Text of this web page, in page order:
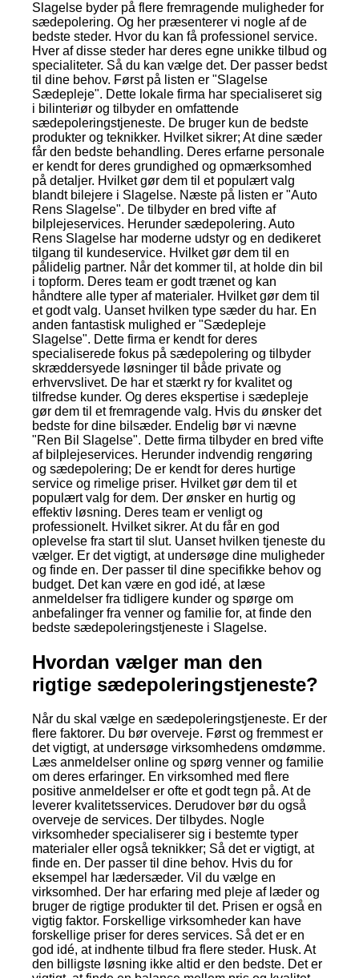
Slagelse byder på flere fremragende muligheder for
sædepolering. Og her præsenterer vi nogle af de
bedste steder. Hvor du kan få professionel service.
Hver af disse steder har deres egne unikke tilbud og
specialiteter. Så du kan vælge det. Der passer bedst
til dine behov. Først på listen er "Slagelse
Sædepleje". Dette lokale firma har specialiseret sig
i bilinteriør og tilbyder en omfattende
sædepoleringstjeneste. De bruger kun de bedste
produkter og teknikker. Hvilket sikrer; At dine sæder
får den bedste behandling. Deres erfarne personale
er kendt for deres grundighed og opmærksomhed
på detaljer. Hvilket gør dem til et populært valg
blandt bilejere i Slagelse. Næste på listen er "Auto
Rens Slagelse". De tilbyder en bred vifte af
bilplejeservices. Herunder sædepolering. Auto
Rens Slagelse har moderne udstyr og en dedikeret
tilgang til kundeservice. Hvilket gør dem til en
pålidelig partner. Når det kommer til, at holde din bil
i topform. Deres team er godt trænet og kan
håndtere alle typer af materialer. Hvilket gør dem til
et godt valg. Uanset hvilken type sæder du har. En
anden fantastisk mulighed er "Sædepleje
Slagelse". Dette firma er kendt for deres
specialiserede fokus på sædepolering og tilbyder
skræddersyede løsninger til både private og
erhvervslivet. De har et stærkt ry for kvalitet og
tilfredse kunder. Og deres ekspertise i sædepleje
gør dem til et fremragende valg. Hvis du ønsker det
bedste for dine bilsæder. Endelig bør vi nævne
"Ren Bil Slagelse". Dette firma tilbyder en bred vifte
af bilplejeservices. Herunder indvendig rengøring
og sædepolering; De er kendt for deres hurtige
service og rimelige priser. Hvilket gør dem til et
populært valg for dem. Der ønsker en hurtig og
effektiv løsning. Deres team er venligt og
professionelt. Hvilket sikrer. At du får en god
oplevelse fra start til slut. Uanset hvilken tjeneste du
vælger. Er det vigtigt, at undersøge dine muligheder
og finde en. Der passer til dine specifikke behov og
budget. Det kan være en god idé, at læse
anmeldelser fra tidligere kunder og spørge om
anbefalinger fra venner og familie for, at finde den
bedste sædepoleringstjeneste i Slagelse.
Hvordan vælger man den
rigtige sædepoleringstjeneste?
Når du skal vælge en sædepoleringstjeneste. Er der
flere faktorer. Du bør overveje. Først og fremmest er
det vigtigt, at undersøge virksomhedens omdømme.
Læs anmeldelser online og spørg venner og familie
om deres erfaringer. En virksomhed med flere
positive anmeldelser er ofte et godt tegn på. At de
leverer kvalitetsservices. Derudover bør du også
overveje de services. Der tilbydes. Nogle
virksomheder specialiserer sig i bestemte typer
materialer eller også teknikker; Så det er vigtigt, at
finde en. Der passer til dine behov. Hvis du for
eksempel har lædersæder. Vil du vælge en
virksomhed. Der har erfaring med pleje af læder og
bruger de rigtige produkter til det. Prisen er også en
vigtig faktor. Forskellige virksomheder kan have
forskellige priser for deres services. Så det er en
god idé, at indhente tilbud fra flere steder. Husk. At
den billigste løsning ikke altid er den bedste. Det er